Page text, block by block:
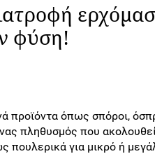
φύση!
προϊόντα όπως σπόροι,
πληθυσμός που
για μικρό ή